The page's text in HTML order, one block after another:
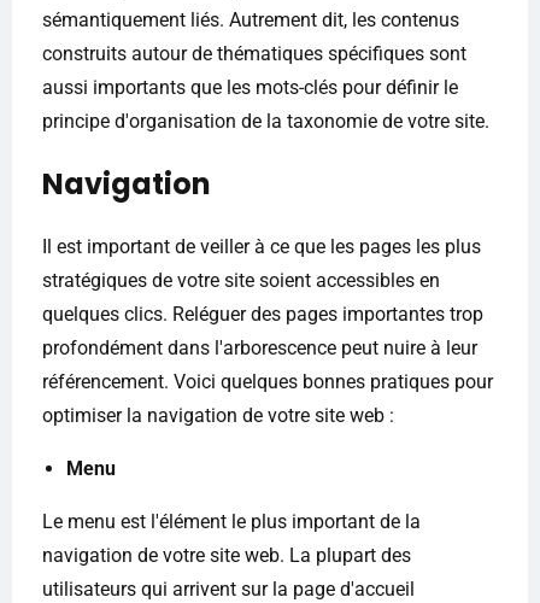
sémantiquement liés. Autrement dit, les contenus
construits autour de thématiques spécifiques sont
aussi importants que les mots-clés pour définir le
principe d'organisation de la taxonomie de votre site.
Navigation
Il est important de veiller à ce que les pages les plus
stratégiques de votre site soient accessibles en
quelques clics. Reléguer des pages importantes trop
profondément dans l'arborescence peut nuire à leur
référencement. Voici quelques bonnes pratiques pour
optimiser la navigation de votre site web :
Menu
Le menu est l'élément le plus important de la
navigation de votre site web. La plupart des
utilisateurs qui arrivent sur la page d'accueil